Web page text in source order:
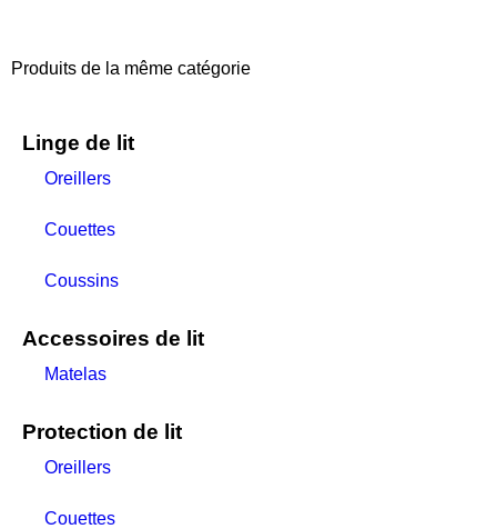
Produits de la même catégorie
Linge de lit
Oreillers
Couettes
Coussins
Accessoires de lit
Matelas
Protection de lit
Oreillers
Couettes